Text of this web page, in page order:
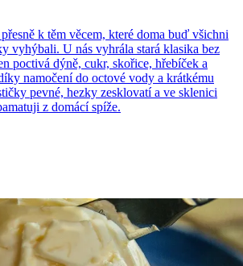
k těm věcem, které doma buď všichni
vyhýbali. U nás vyhrála stará klasika bez
poctivá dýně, cukr, skořice, hřebíček a
namočení do octové vody a krátkému
pevné, hezky zesklovatí a ve sklenici
z domácí spíže.